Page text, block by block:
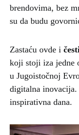
brendovima, bez
su da budu
Zastaću ovde i
koji stoji iza jedne
u Jugoistočnoj
digitalna
inspirativna dana.